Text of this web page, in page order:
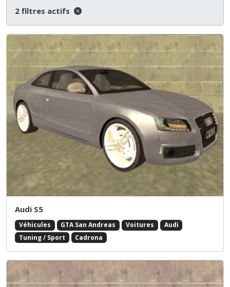
2 filtres actifs
Audi S5
Véhicules GTA San Andreas Voitures
Audi
Tuning / Sport
Cadrona